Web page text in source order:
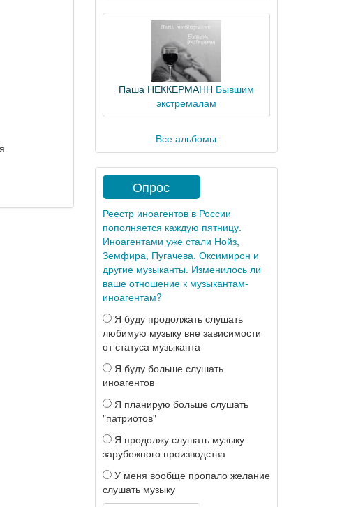
Паша НЕККЕРМАНН Бывшим
экстремалам
Все альбомы
Опрос
Реестр иноагентов в России
пополняется каждую пятницу.
Иноагентами уже стали Нойз,
Земфира, Пугачева, Оксимирон и
другие музыканты. Изменилось ли
ваше отношение к музыкантам-
иноагентам?
Я буду продолжать слушать
любимую музыку вне зависимости
от статуса музыканта
Я буду больше слушать
иноагентов
Я планирую больше слушать
"патриотов"
Я продолжу слушать музыку
зарубежного производства
У меня вообще пропало желание
слушать музыку